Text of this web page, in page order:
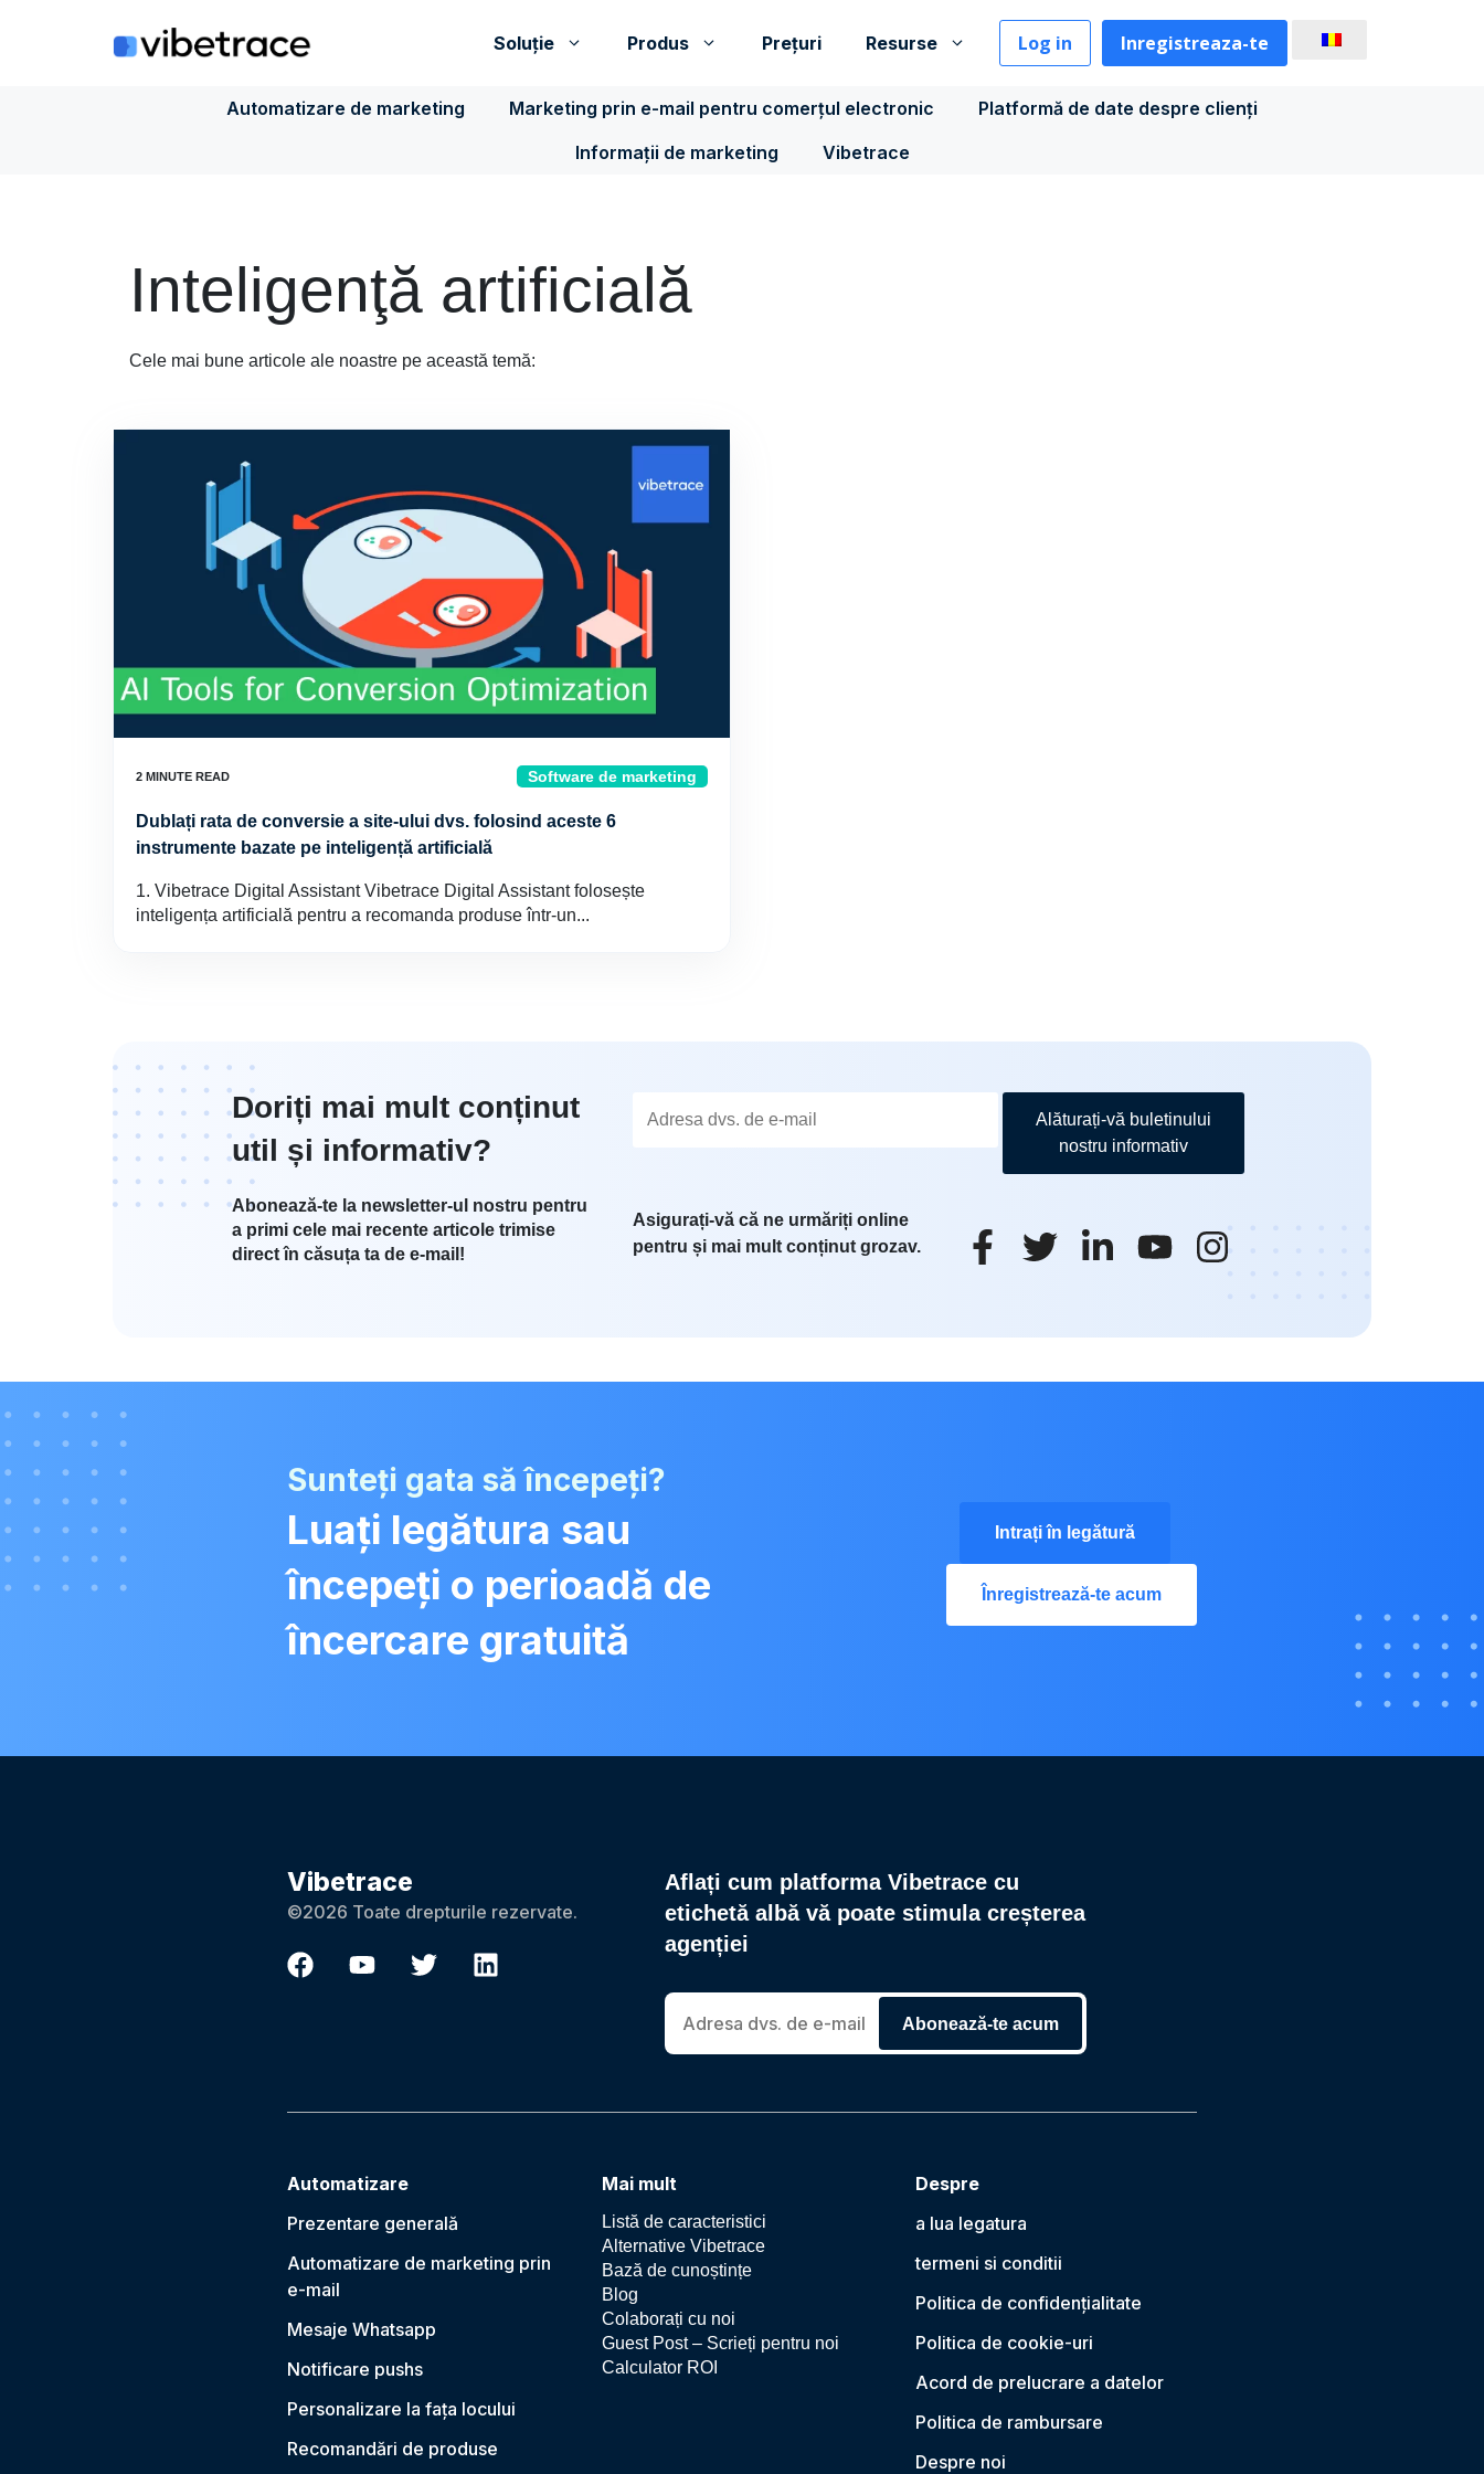
Soluţie Produs Prețuri Resurse Log in Inregistreaza-te
Automatizare de marketing Marketing prin e-mail pentru comerțul electronic
Platformă de date despre clienți
Informații de marketing
Vibetrace
Inteligenţă artificială
Cele mai bune articole ale noastre pe această temă:
Software de marketing
Dublați rata de conversie a site-ului dvs. folosind aceste 6
instrumente bazate pe inteligență artificială
1. Vibetrace Digital Assistant Vibetrace Digital Assistant folosește
inteligența artificială pentru a recomanda produse într-un...
Doriți mai mult conținut
util și informativ?
Abonează-te la newsletter-ul nostru pentru
a primi cele mai recente articole trimise
direct în căsuța ta de e-mail!
Alăturați-vă buletinului
nostru informativ
Asigurați-vă că ne urmăriți online
pentru și mai mult conținut grozav.
Sunteți gata să începeți?
Luați legătura sau
începeți o perioadă de
încercare gratuită
Intrați în legătură
Înregistrează-te acum
Vibetrace
©2026 Toate drepturile rezervate.
Aflați cum platforma Vibetrace cu
etichetă albă vă poate stimula creșterea
agenției
Abonează-te acum
Automatizare
Prezentare generală
Automatizare de marketing prin
e-mail
Mesaje Whatsapp
Notificare pushs
Personalizare la fața locului
Recomandări de produse
Mai mult
Listă de caracteristici
Alternative Vibetrace
Bază de cunoștințe
Blog
Colaborați cu noi
Guest Post – Scrieți pentru noi
Calculator ROI
Despre
a lua legatura
termeni si conditii
Politica de confidențialitate
Politica de cookie-uri
Acord de prelucrare a datelor
Politica de rambursare
Despre noi